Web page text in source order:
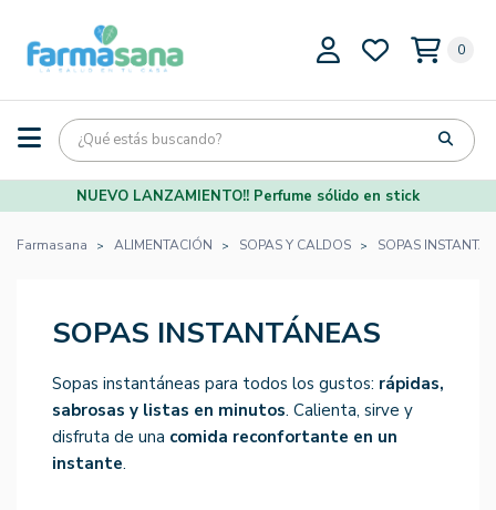
0
NUEVO LANZAMIENTO!! Perfume sólido en stick
Farmasana ALIMENTACIÓN SOPAS Y CALDOS SOPAS
SOPAS INSTANTÁNEAS
Sopas instantáneas para todos los gustos: rápidas,
sabrosas y listas en minutos. Calienta, sirve y
disfruta de una comida reconfortante en un
instante.